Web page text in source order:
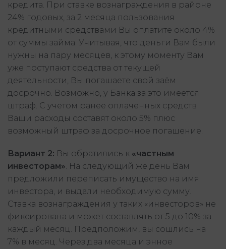
кредита. При ставке вознаграждения в районе
24% годовых, за 2 месяца пользования
кредитными средствами Вы оплатите около 4%
от суммы займа. Учитывая, что деньги Вам были
нужны на пару месяцев, к этому моменту Вам
уже поступают средства от текущей
деятельности, Вы погашаете свой заём
досрочно. Возможно, у Банка за это имеется
штраф. С учетом ранее оплаченных средств
Ваши расходы составят около 5% плюс
возможный штраф за досрочное погашение.
Вариант 2: Вы обратились к «частным
инвесторам». На следующий же день Вам
предложили переписать имущество на имя
инвестора, и выдали необходимую сумму.
Ставка вознаграждения у таких «инвесторов» не
фиксирована и может составлять от 5 до 10% за
каждый месяц. Предположим, вы сошлись на
7% в месяц. Через два месяца и энное